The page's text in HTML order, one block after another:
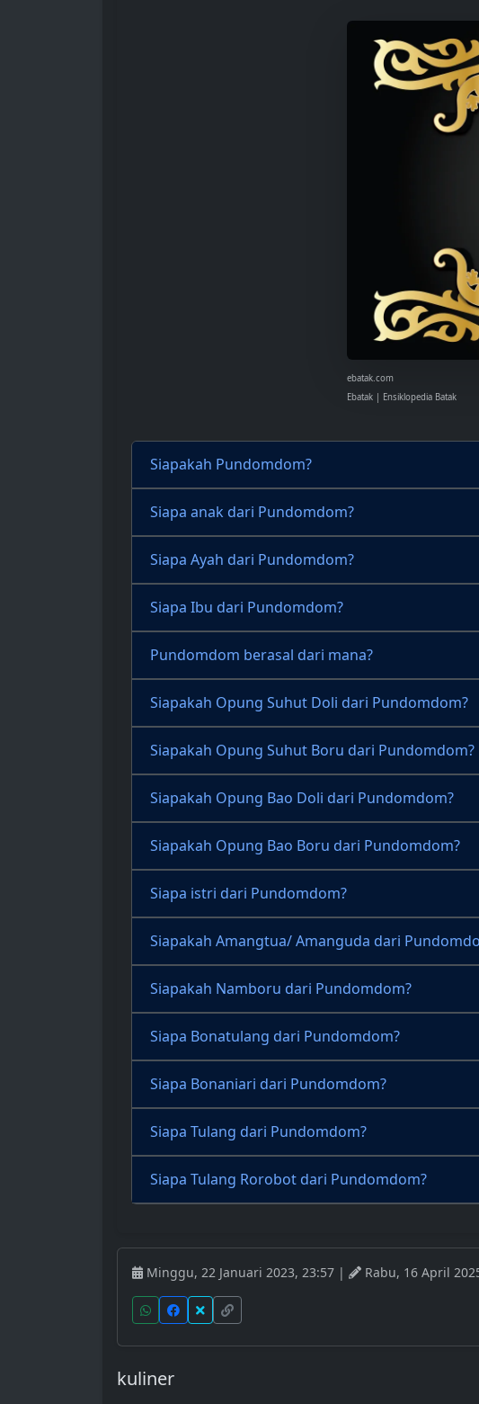
ebatak.com
Ebatak | Ensiklopedia Batak
Siapakah Pundomdom?
Siapa anak dari Pundomdom?
Siapa Ayah dari Pundomdom?
Siapa Ibu dari Pundomdom?
Pundomdom berasal dari mana?
Siapakah Opung Suhut Doli dari Pundomdom?
Siapakah Opung Suhut Boru dari Pundomdom?
Siapakah Opung Bao Doli dari Pundomdom?
Siapakah Opung Bao Boru dari Pundomdom?
Siapa istri dari Pundomdom?
Siapakah Amangtua/ Amanguda dari
Siapakah Namboru dari Pundomdom?
Siapa Bonatulang dari Pundomdom?
Siapa Bonaniari dari Pundomdom?
Siapa Tulang dari Pundomdom?
Siapa Tulang Rorobot dari Pundomdom?
Minggu, 22 Januari 2023, 23:57 | Rabu, 16 April
kuliner